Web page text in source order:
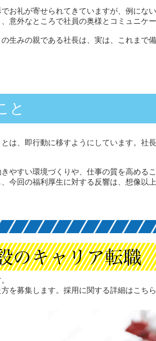
お礼が寄せられてきていますが、例にな
意外なところで社員の奥様とコミュニケ
生みの親である社長は、実は、これまで
と
は、即行動に移すようにしています。社
やすい環境づくりや、仕事の質を高める
今回の福利厚生に対する反響は、想像以
を募集します。採用に関する詳細はこち